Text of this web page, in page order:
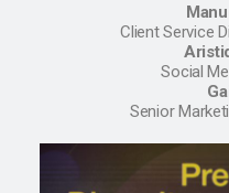
Client Service
Social
Senior